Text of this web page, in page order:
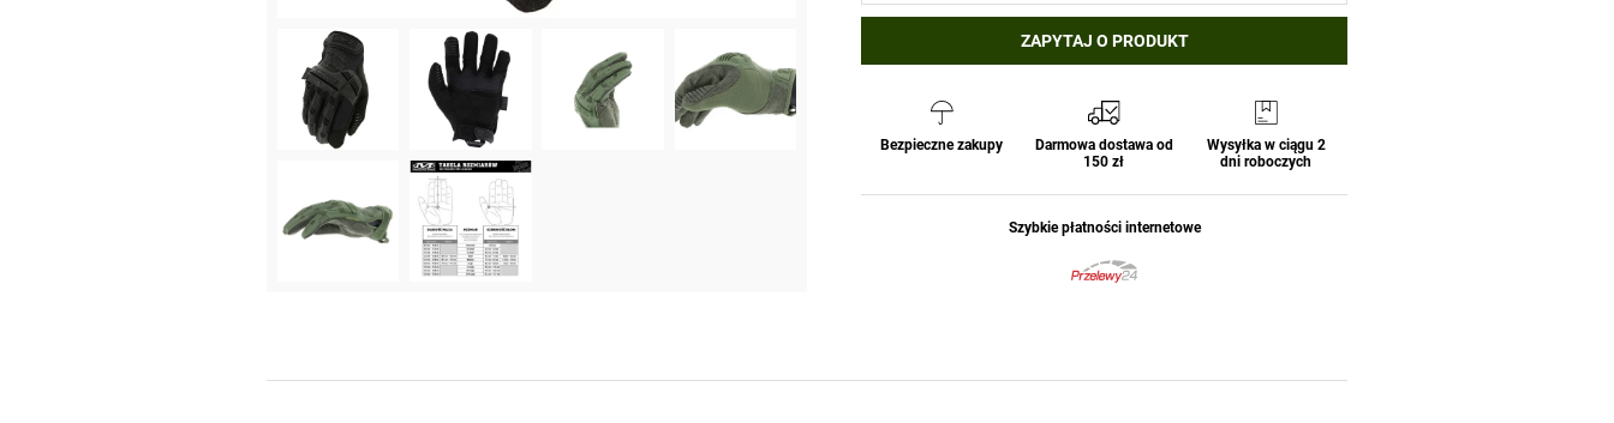
ZAPYTAJ O PRODUKT
Bezpieczne zakupy
Darmowa dostawa od
150 zł
Wysyłka w ciągu 2
dni roboczych
Szybkie płatności internetowe